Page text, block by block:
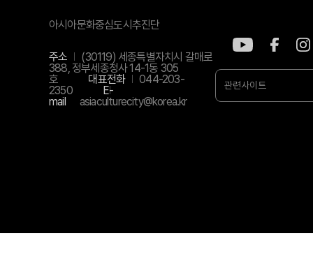
아시아문화중심도시추진단
주소
(30119) 세종특별자치시 갈매로
388, 정부세종청사 14-1동 305
호
대표전화
044-203-
2350
E-
mail
asiaculturecity@korea.kr
관련사이트